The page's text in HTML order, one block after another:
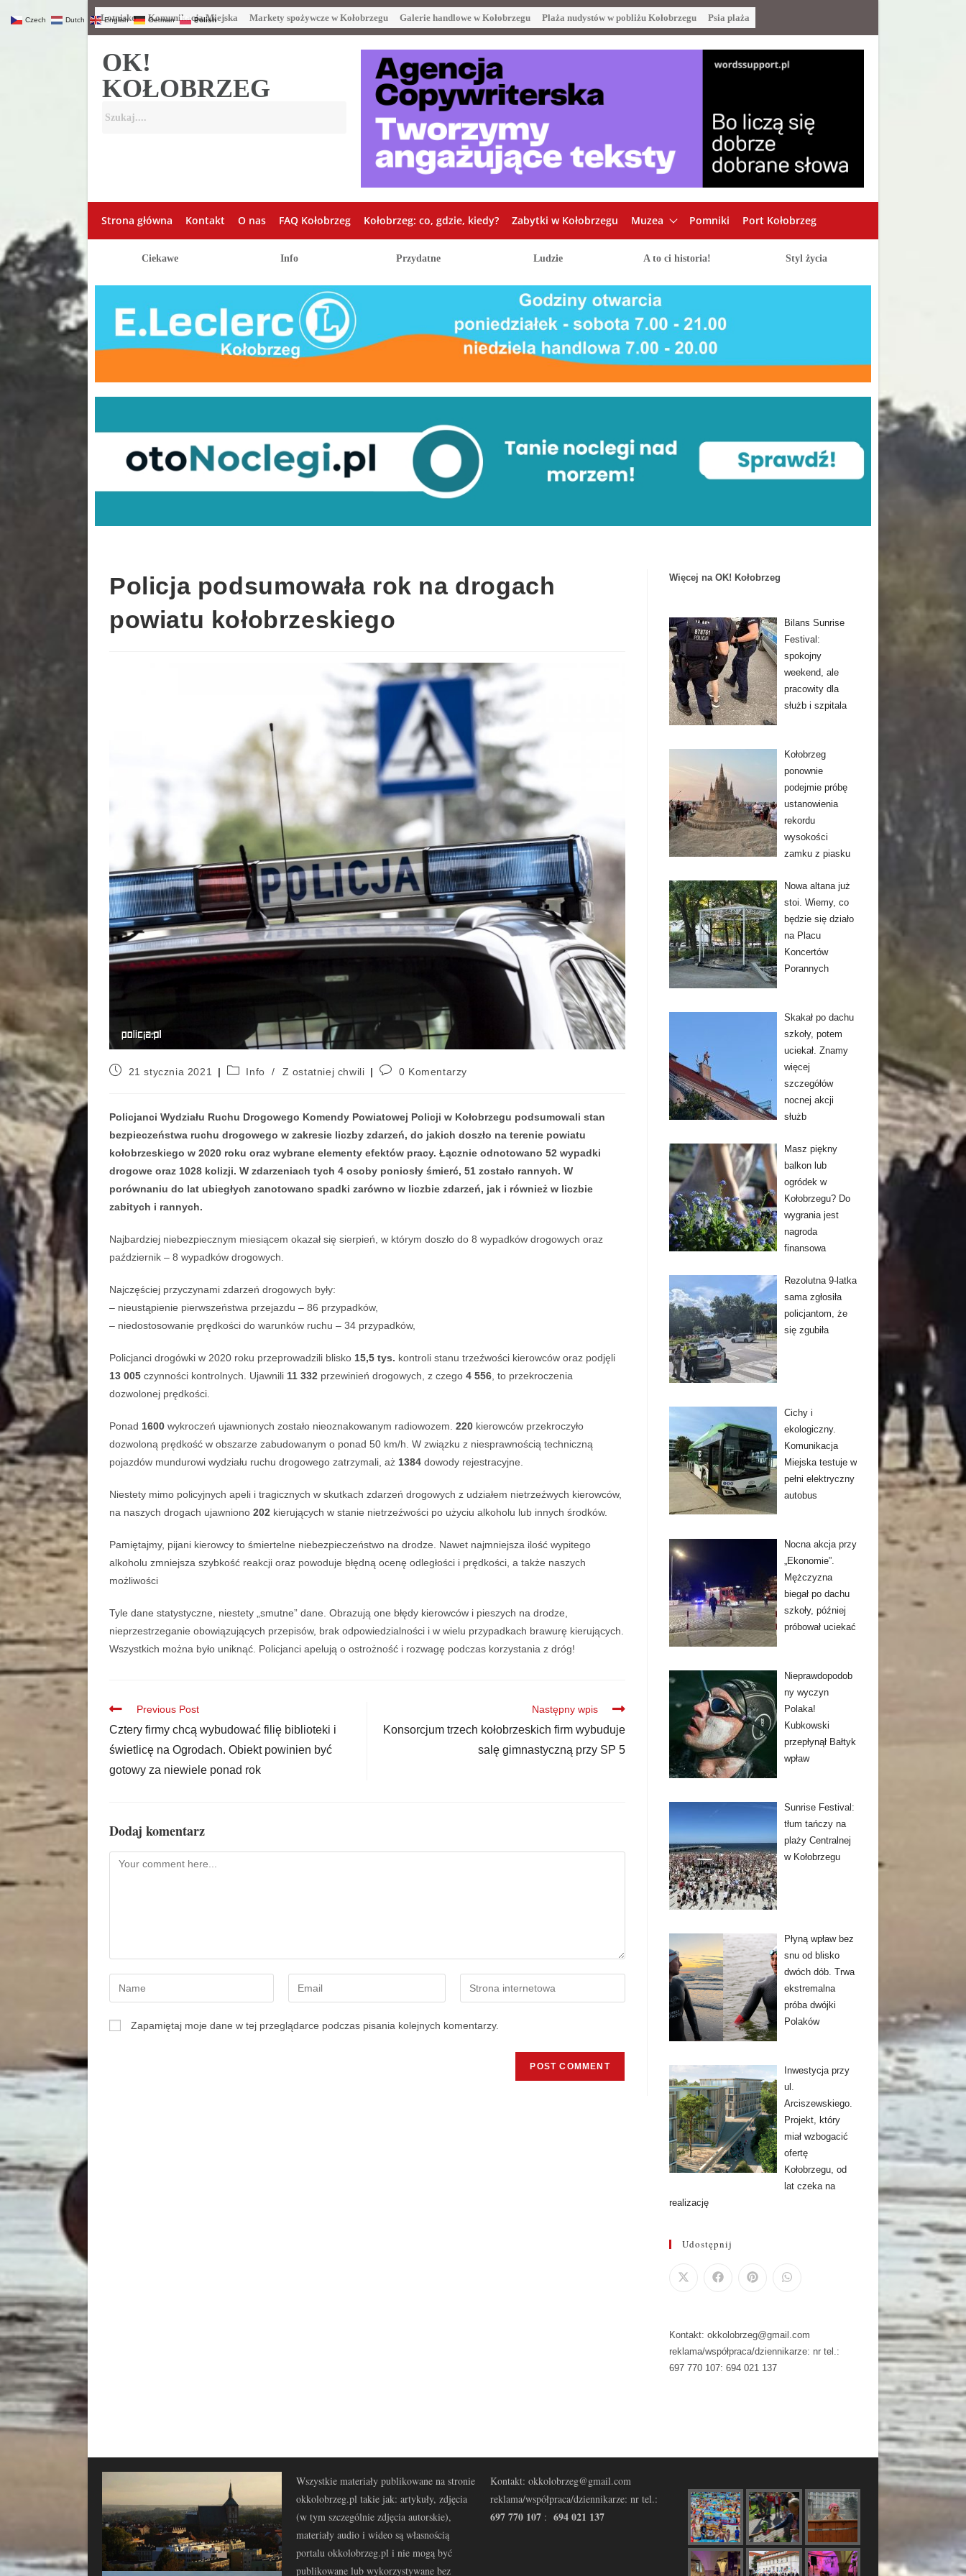
Lotnisko Komunikacja Miejska Markety spożywcze w Kołobrzegu Galerie handlowe w Kołobrzegu Plaża nudystów w pobliżu Kołobrzegu Psia plaża
OK!
KOŁOBRZEG
Strona główna Kontakt O nas FAQ Kołobrzeg Kołobrzeg: co, gdzie, kiedy? Zabytki w Kołobrzegu Muzea Pomniki Port Kołobrzeg
Ciekawe Info Przydatne Ludzie A to ci historia! Styl życia
Policja podsumowała rok na drogach
powiatu kołobrzeskiego
21 stycznia 2021 Info / Z ostatniej chwili 0 Komentarzy
Policjanci Wydziału Ruchu Drogowego Komendy Powiatowej Policji w Kołobrzegu podsumowali stan
bezpieczeństwa ruchu drogowego w zakresie liczby zdarzeń, do jakich doszło na terenie powiatu
kołobrzeskiego w 2020 roku oraz wybrane elementy efektów pracy. Łącznie odnotowano 52 wypadki
drogowe oraz 1028 kolizji. W zdarzeniach tych 4 osoby poniosły śmierć, 51 zostało rannych. W
porównaniu do lat ubiegłych zanotowano spadki zarówno w liczbie zdarzeń, jak i również w liczbie
zabitych i rannych.
Najbardziej niebezpiecznym miesiącem okazał się sierpień, w którym doszło do 8 wypadków drogowych oraz
październik – 8 wypadków drogowych.
Najczęściej przyczynami zdarzeń drogowych były:
– nieustąpienie pierwszeństwa przejazdu – 86 przypadków,
– niedostosowanie prędkości do warunków ruchu – 34 przypadków,
Policjanci drogówki w 2020 roku przeprowadzili blisko 15,5 tys. kontroli stanu trzeźwości kierowców oraz podjęli
13 005 czynności kontrolnych. Ujawnili 11 332 przewinień drogowych, z czego 4 556 , to przekroczenia
dozwolonej prędkości.
Ponad 1600 wykroczeń ujawnionych zostało nieoznakowanym radiowozem. 220 kierowców przekroczyło
dozwoloną prędkość w obszarze zabudowanym o ponad 50 km/h. W związku z niesprawnością techniczną
pojazdów mundurowi wydziału ruchu drogowego zatrzymali, aż 1384 dowody rejestracyjne.
Niestety mimo policyjnych apeli i tragicznych w skutkach zdarzeń drogowych z udziałem nietrzeźwych kierowców,
na naszych drogach ujawniono 202 kierujących w stanie nietrzeźwości po użyciu alkoholu lub innych środków.
Pamiętajmy, pijani kierowcy to śmiertelne niebezpieczeństwo na drodze. Nawet najmniejsza ilość wypitego
alkoholu zmniejsza szybkość reakcji oraz powoduje błędną ocenę odległości i prędkości, a także naszych
możliwości
Tyle dane statystyczne, niestety „smutne” dane. Obrazują one błędy kierowców i pieszych na drodze,
nieprzestrzeganie obowiązujących przepisów, brak odpowiedzialności i w wielu przypadkach brawurę kierujących.
Wszystkich można było uniknąć. Policjanci apelują o ostrożność i rozwagę podczas korzystania z dróg!
Previous Post
Cztery firmy chcą wybudować filię biblioteki i
świetlicę na Ogrodach. Obiekt powinien być
gotowy za niewiele ponad rok
Następny wpis
Konsorcjum trzech kołobrzeskich firm wybuduje
salę gimnastyczną przy SP 5
Dodaj komentarz
Zapamiętaj moje dane w tej przeglądarce podczas pisania kolejnych komentarzy.
Więcej na OK! Kołobrzeg
Bilans Sunrise
Festival:
spokojny
weekend, ale
pracowity dla
służb i szpitala
Kołobrzeg
ponownie
podejmie próbę
ustanowienia
rekordu
wysokości
zamku z piasku
Nowa altana już
stoi. Wiemy, co
będzie się działo
na Placu
Koncertów
Porannych
Skakał po dachu
szkoły, potem
uciekał. Znamy
więcej
szczegółów
nocnej akcji
służb
Masz piękny
balkon lub
ogródek w
Kołobrzegu? Do
wygrania jest
nagroda
finansowa
Rezolutna 9-latka
sama zgłosiła
policjantom, że
się zgubiła
Cichy i
ekologiczny.
Komunikacja
Miejska testuje w
pełni elektryczny
autobus
Nocna akcja przy
„Ekonomie”.
Mężczyzna
biegał po dachu
szkoły, później
próbował uciekać
Nieprawdopodob
ny wyczyn
Polaka!
Kubkowski
przepłynął Bałtyk
wpław
Sunrise Festival:
tłum tańczy na
plaży Centralnej
w Kołobrzegu
Płyną wpław bez
snu od blisko
dwóch dób. Trwa
ekstremalna
próba dwójki
Polaków
Inwestycja przy
ul.
Arciszewskiego.
Projekt, który
miał wzbogacić
ofertę
Kołobrzegu, od
lat czeka na
realizację
Udostępnij
Kontakt: okkolobrzeg@gmail.com
reklama/współpraca/dziennikarze: nr tel.:
697 770 107: 694 021 137
Wszystkie materiały publikowane na stronie
okkolobrzeg.pl takie jak: artykuły, zdjęcia
(w tym szczególnie zdjęcia autorskie),
materiały audio i wideo są własnością
portalu okkolobrzeg.pl i nie mogą być
publikowane lub wykorzystywane bez
Kontakt: okkolobrzeg@gmail.com
reklama/współpraca/dziennikarze: nr tel.:
697 770 107 : 694 021 137
Czech Dutch English German Polish